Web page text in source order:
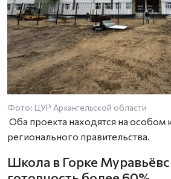
Фото: ЦУР Архангельской области
Оба проекта находятся на особом
регионального правительства.
Школа в Горке